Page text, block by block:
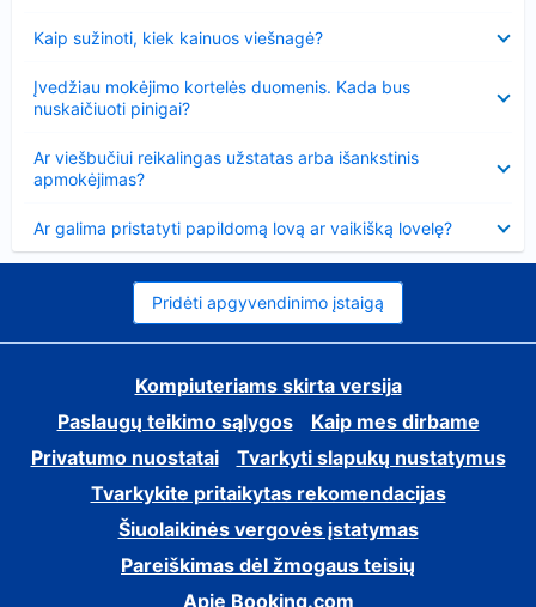
Kaip sužinoti, kiek kainuos viešnagė?
Įvedžiau mokėjimo kortelės duomenis. Kada bus
nuskaičiuoti pinigai?
Ar viešbučiui reikalingas užstatas arba išankstinis
apmokėjimas?
Ar galima pristatyti papildomą lovą ar vaikišką lovelę?
Pridėti apgyvendinimo įstaigą
Kompiuteriams skirta versija
Paslaugų teikimo sąlygos
Kaip mes dirbame
Privatumo nuostatai
Tvarkyti slapukų nustatymus
Tvarkykite pritaikytas rekomendacijas
Šiuolaikinės vergovės įstatymas
Pareiškimas dėl žmogaus teisių
Apie Booking.com